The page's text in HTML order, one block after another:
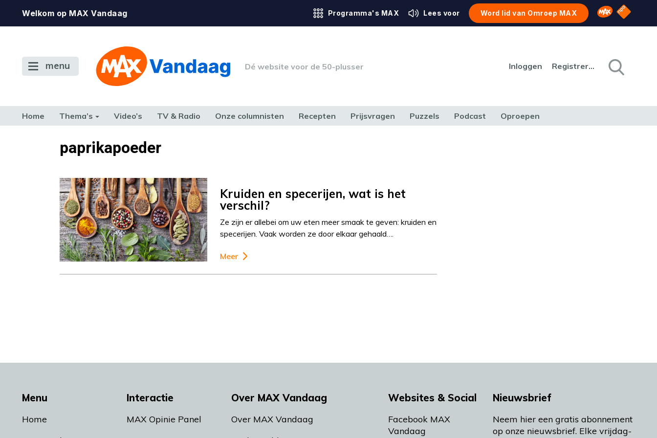
Welkom op MAX Vandaag Programma's MAX Lees voor Word lid van Omroep MAX Omroep MAX
NPO
menu Dé website voor de 50-plusser Inloggen Registreren
Home Thema’s Video’s TV & Radio Onze columnisten Recepten Prijsvragen Puzzels Podcast Oproepen
TERUG NAAR TOENpaprikapoeder
Kruiden en specerijen, wat is het
verschil?
Ze zijn er allebei om uw eten meer smaak te geven: kruiden en
specerijen. Vaak worden ze door elkaar gehaald….
Meer
Menu
Home
Interactie
MAX Opinie Panel
Over MAX Vandaag
Over MAX Vandaag
Websites & Social
Facebook MAX
Vandaag
Nieuwsbrief
Neem hier een gratis abonnement
op onze nieuwsbrief. Elke vrijdag-